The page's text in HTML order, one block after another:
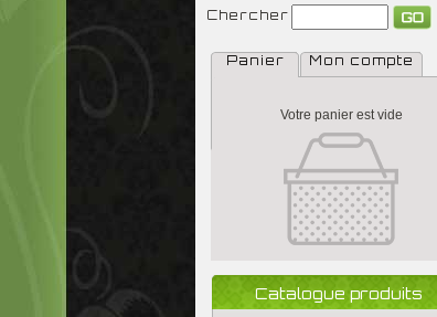
Chercher
Panier Mon compte
Votre panier est vide
Catalogue produits